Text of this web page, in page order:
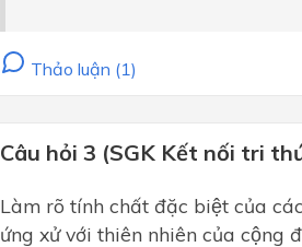
Thảo luận (1)
Câu hỏi 3 (SGK Kết nối tri
Làm rõ tính chất đặc biệt của
ứng xử với thiên nhiên của cộng